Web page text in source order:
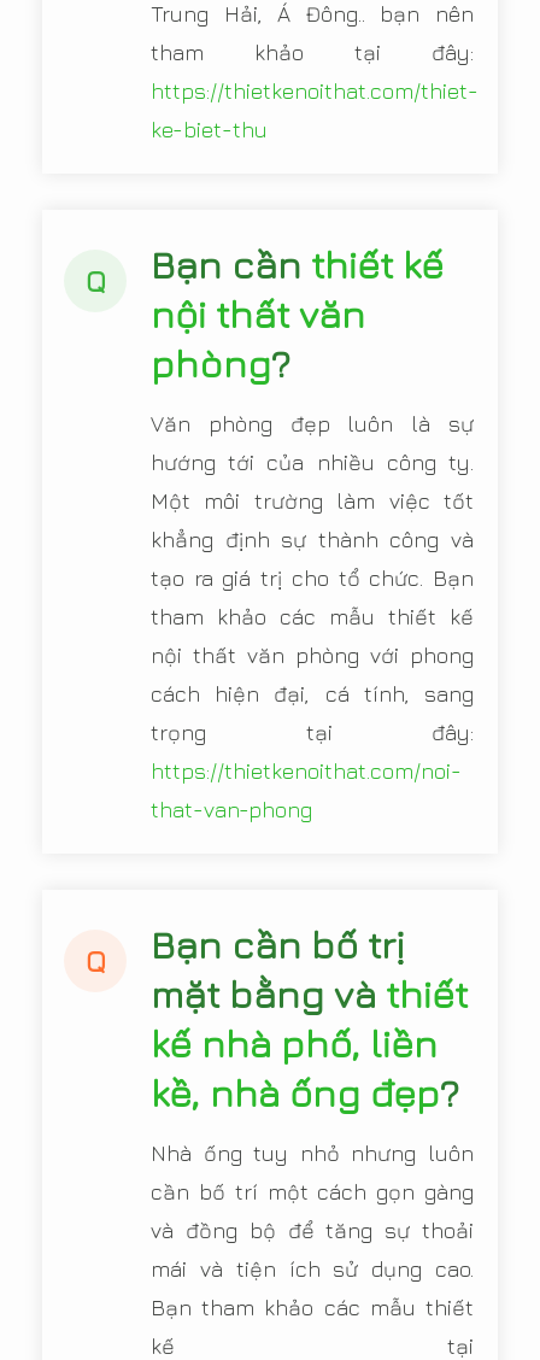
Trung Hải, Á Đông.. bạn nên
tham khảo tại đây:
https://thietkenoithat.com/thiet-
ke-biet-thu
Q Bạn cần thiết kế
nội thất văn
phòng?
Văn phòng đẹp luôn là sự
hướng tới của nhiều công ty.
Một môi trường làm việc tốt
khẳng định sự thành công và
tạo ra giá trị cho tổ chức. Bạn
tham khảo các mẫu thiết kế
nội thất văn phòng với phong
cách hiện đại, cá tính, sang
trọng tại đây:
https://thietkenoithat.com/noi-
that-van-phong
Q
Bạn cần bố trị
mặt bằng và thiết
kế nhà phố, liền
kề, nhà ống đẹp?
Nhà ống tuy nhỏ nhưng luôn
cần bố trí một cách gọn gàng
và đồng bộ để tăng sự thoải
mái và tiện ích sử dụng cao.
Bạn tham khảo các mẫu thiết
kế tại